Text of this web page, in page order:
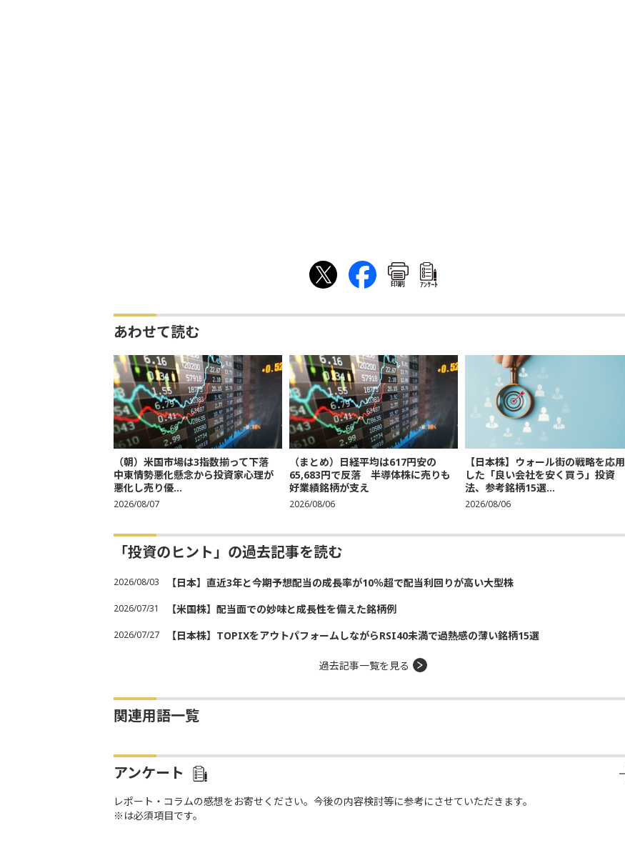
印刷 ｱﾝｹｰﾄ
あわせて読む
（朝）米国市場は3指数揃って下落
中東情勢悪化懸念から投資家心理が
悪化し売り優...
2026/08/07
（まとめ）日経平均は617円安の
65,683円で反落 半導体株に売りも
好業績銘柄が支え
2026/08/06
【日本株】ウォール街の戦略を応用
した「良い会社を安く買う」投資
法、参考銘柄15選...
2026/08/06
「投資のヒント」の過去記事を読む
2026/08/03 【日本】直近3年と今期予想配当の成長率が10％超で配当利回りが高い大型株
2026/07/31 【米国株】配当面での妙味と成長性を備えた銘柄例
2026/07/27 【日本株】TOPIXをアウトパフォームしながらRSI40未満で過熱感の薄い銘柄15選
過去記事一覧を見る
関連用語一覧
アンケート
レポート・コラムの感想をお寄せください。今後の内容検討等に参考にさせていただきます。
※は必須項目です。